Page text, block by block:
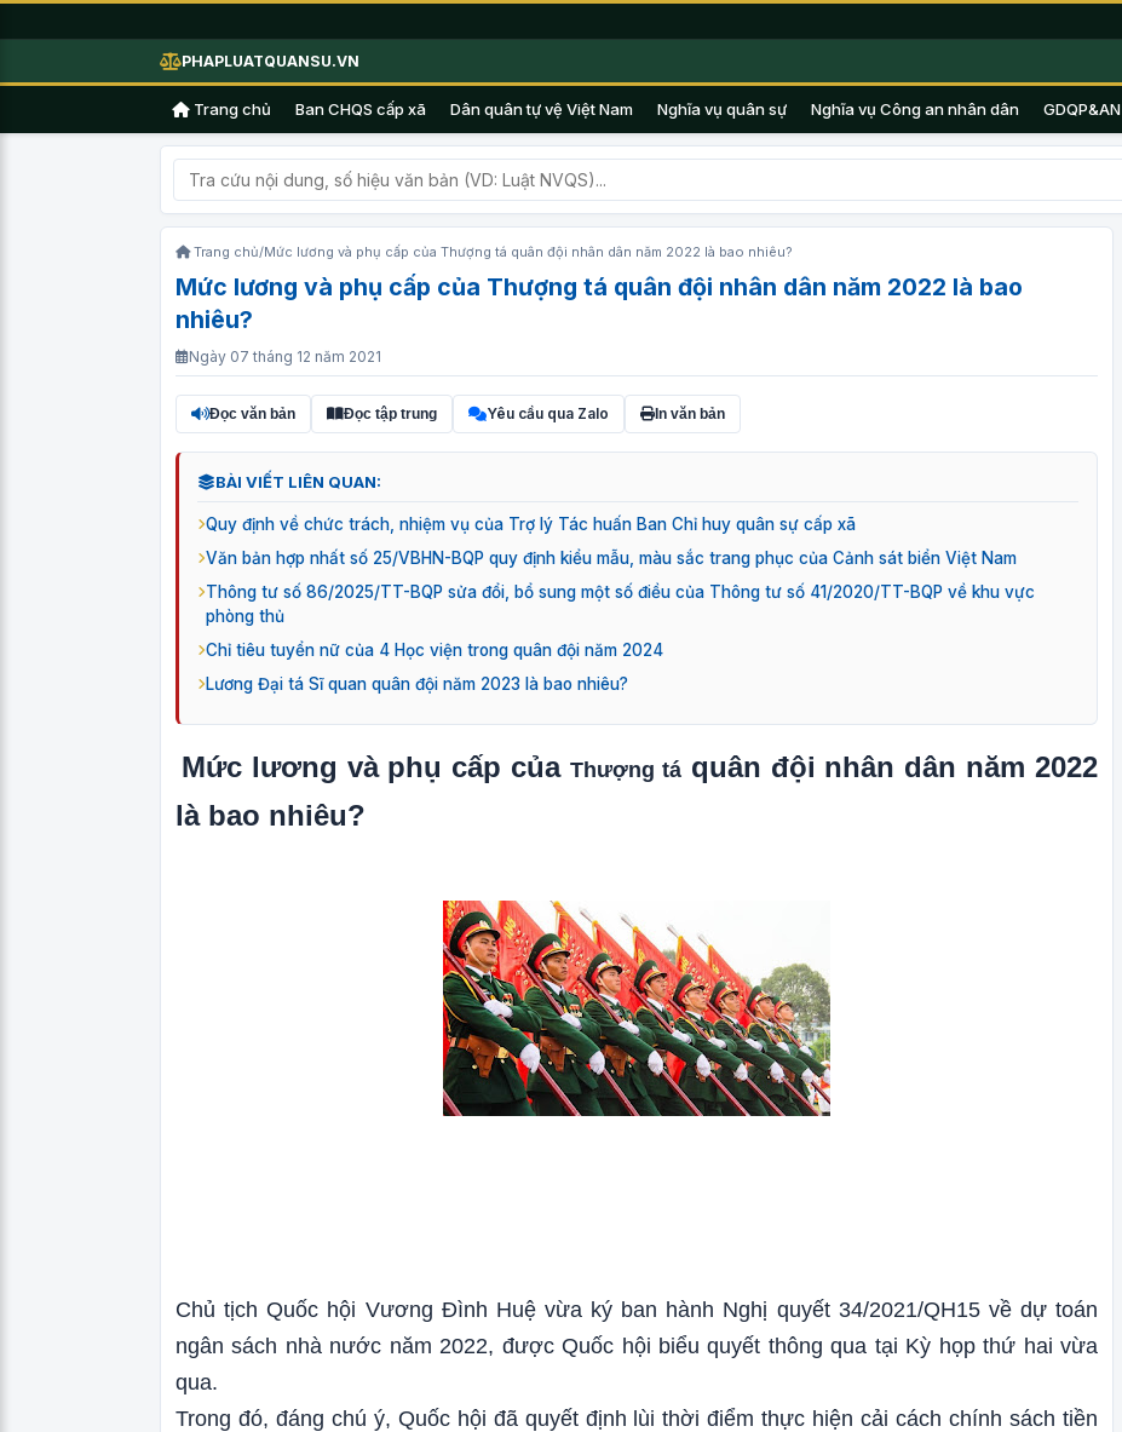
PHAPLUATQUANSU.VN
Trang chủ Ban CHQS cấp xã Dân quân tự vệ Việt Nam Nghĩa vụ quân sự Nghĩa vụ Công an nhân dân GDQP&AN
Trang chủ/Mức lương và phụ cấp của Thượng tá quân đội nhân dân năm 2022 là bao nhiêu?
Mức lương và phụ cấp của Thượng tá quân đội nhân dân năm 2022 là bao
nhiêu?
Ngày 07 tháng 12 năm 2021
Đọc văn bản Đọc tập trung Yêu cầu qua Zalo In văn bản
BÀI VIẾT LIÊN QUAN:
Quy định về chức trách, nhiệm vụ của Trợ lý Tác huấn Ban Chỉ huy quân sự cấp xã
Văn bản hợp nhất số 25/VBHN-BQP quy định kiểu mẫu, màu sắc trang phục của Cảnh sát biển Việt Nam
Thông tư số 86/2025/TT-BQP sửa đổi, bổ sung một số điều của Thông tư số 41/2020/TT-BQP về khu vực
phòng thủ
Chỉ tiêu tuyển nữ của 4 Học viện trong quân đội năm 2024
Lương Đại tá Sĩ quan quân đội năm 2023 là bao nhiêu?
Mức lương và phụ cấp củaThượng táquân đội nhân dân năm 2022
là bao nhiêu?
Chủ tịch Quốc hội Vương Đình Huệ vừa ký ban hành Nghị quyết 34/2021/QH15 về dự toán
ngân sách nhà nước năm 2022, được Quốc hội biểu quyết thông qua tại Kỳ họp thứ hai vừa
qua.
Trong đó, đáng chú ý, Quốc hội đã quyết định lùi thời điểm thực hiện cải cách chính sách tiền